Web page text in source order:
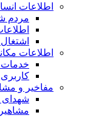
اطلاعات
مردم
اطلاعات
خدمات
مفاخیر و
شهدای